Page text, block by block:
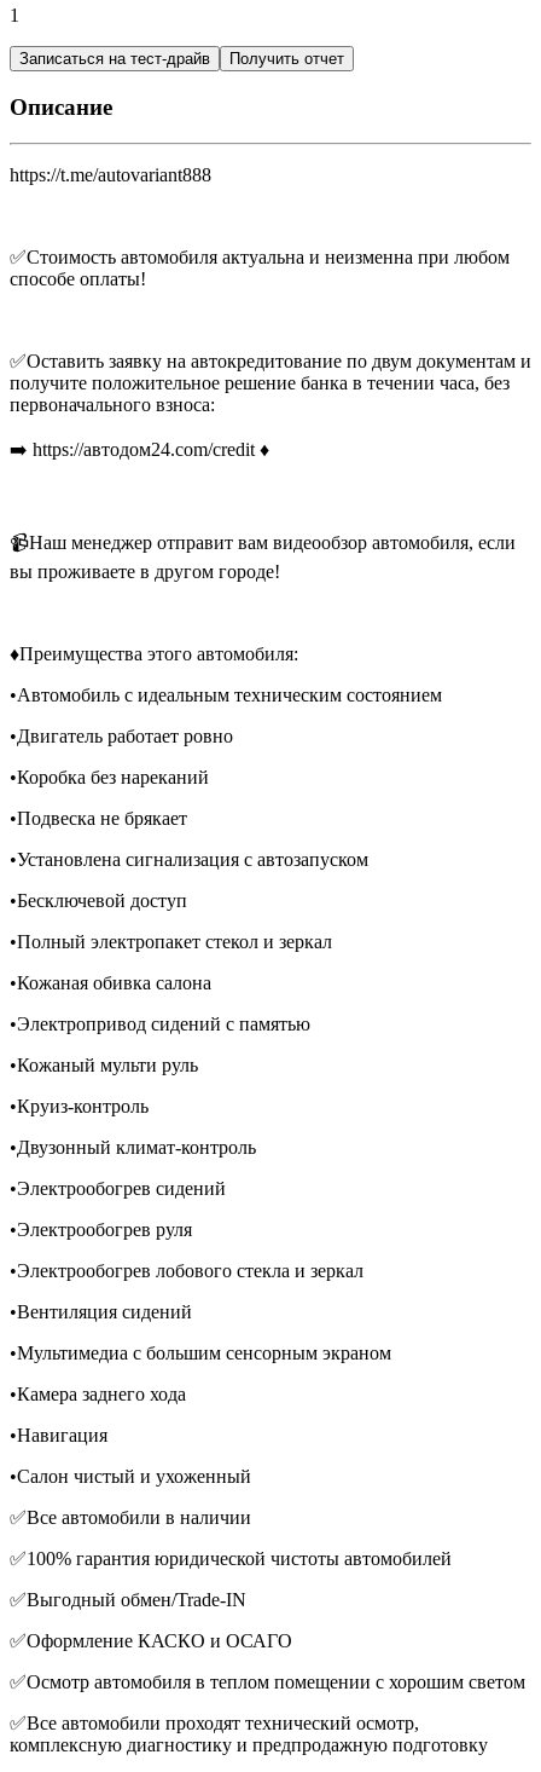
1
Записаться на тест-драйв Получить отчет
Описание
https://t.me/autovariant888
✅Стоимость автомобиля актуальна и неизменна при любом
способе оплаты!
✅Оставить заявку на автокредитование по двум документам и
получите положительное решение банка в течении часа, без
первоначального взноса:
➡️ https://автодом24.com/credit ♦️
📹Наш менеджер отправит вам видеообзор автомобиля, если
вы проживаете в другом городе!
♦️Преимущества этого автомобиля:
•Автомобиль с идеальным техническим состоянием
•Двигатель работает ровно
•Коробка без нареканий
•Подвеска не брякает
•Установлена сигнализация с автозапуском
•Бесключевой доступ
•Полный электропакет стекол и зеркал
•Кожаная обивка салона
•Электропривод сидений с памятью
•Кожаный мульти руль
•Круиз-контроль
•Двузонный климат-контроль
•Электрообогрев сидений
•Электрообогрев руля
•Электрообогрев лобового стекла и зеркал
•Вентиляция сидений
•Мультимедиа с большим сенсорным экраном
•Камера заднего хода
•Навигация
•Салон чистый и ухоженный
✅Все автомобили в наличии
✅100% гарантия юридической чистоты автомобилей
✅Выгодный обмен/Trade-IN
✅Оформление КАСКО и ОСАГО
✅Осмотр автомобиля в теплом помещении с хорошим светом
✅Все автомобили проходят технический осмотр,
комплексную диагностику и предпродажную подготовку